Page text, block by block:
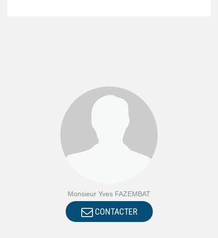
Monsieur Yves FAZEMBAT
CONTACTER